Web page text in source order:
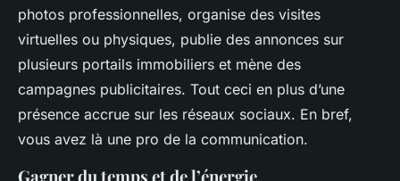
photos professionnelles, organise des visites
virtuelles ou physiques, publie des annonces sur
plusieurs portails immobiliers et mène des
campagnes publicitaires. Tout ceci en plus d’une
présence accrue sur les réseaux sociaux. En bref,
vous avez là une pro de la communication.
Gagner du temps et de l’énergie